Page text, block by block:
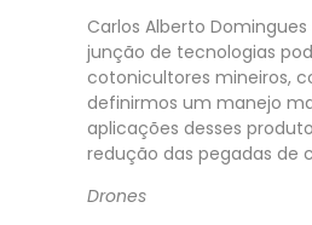
Carlos Alberto
junção de tecnologias
cotonicultores mineiros,
definirmos um manejo
aplicações desses
redução das pegadas de
Drones